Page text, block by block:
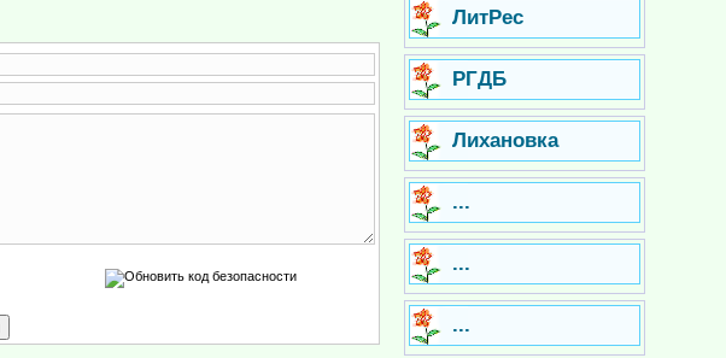
ЛитРес
РГДБ
Лихановка
...
...
...